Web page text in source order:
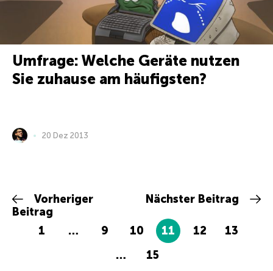
Umfrage: Welche Geräte nutzen
Sie zuhause am häufigsten?
20 Dez 2013
Vorheriger
Beitrag
1
… 9 10 11 12
13
…
15
Nächster Beitrag